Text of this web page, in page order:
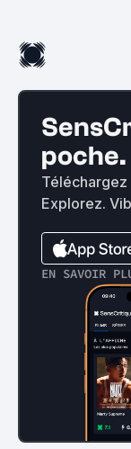
poche.
Téléchargez
Explorez.
EN SAVOIR